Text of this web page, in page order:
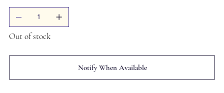
Out of stock
Notify When Available